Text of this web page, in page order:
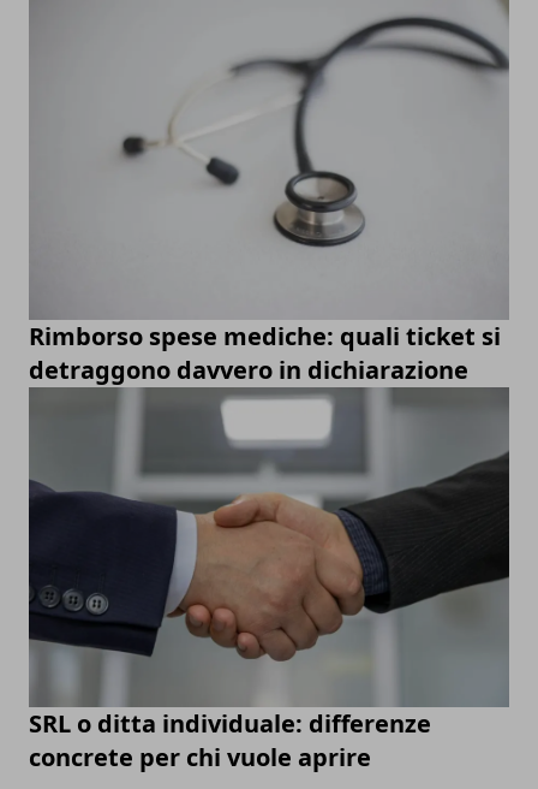
Rimborso spese mediche: quali ticket si
detraggono davvero in dichiarazione
SRL o ditta individuale: differenze
concrete per chi vuole aprire